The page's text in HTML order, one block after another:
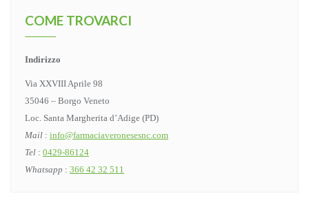
COME TROVARCI
Indirizzo
Via XXVIII Aprile 98
35046 – Borgo Veneto
Loc. Santa Margherita d’Adige (PD)
Mail : info@farmaciaveronesesnc.com
Tel : 0429-86124
Whatsapp : 366 42 32 511